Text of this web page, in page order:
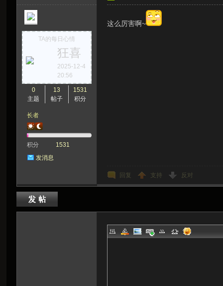
TA的每日心情
狂喜
2025-12-4
20:56
0
主题
13
帖子
1531
积分
长者
积分
1531
发消息
这么厉害啊~
回复 支持 反对